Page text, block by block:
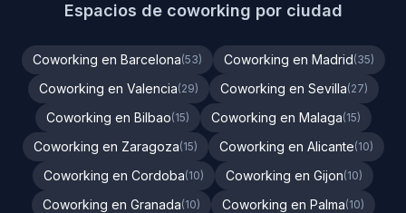
Espacios de coworking por ciudad
Coworking en Barcelona(53) Coworking en Madrid(35)
Coworking en Valencia(29) Coworking en Sevilla(27)
Coworking en Bilbao(15) Coworking en Malaga(15)
Coworking en Zaragoza(15) Coworking en Alicante(10)
Coworking en Cordoba(10) Coworking en Gijon(10)
Coworking en Granada(10) Coworking en Palma(10)